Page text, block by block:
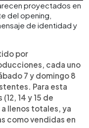
proyectados en
del opening,
de identidad y
por
cada uno
7 y domingo 8
Para esta
14 y 15 de
llenos totales, ya
como vendidas en